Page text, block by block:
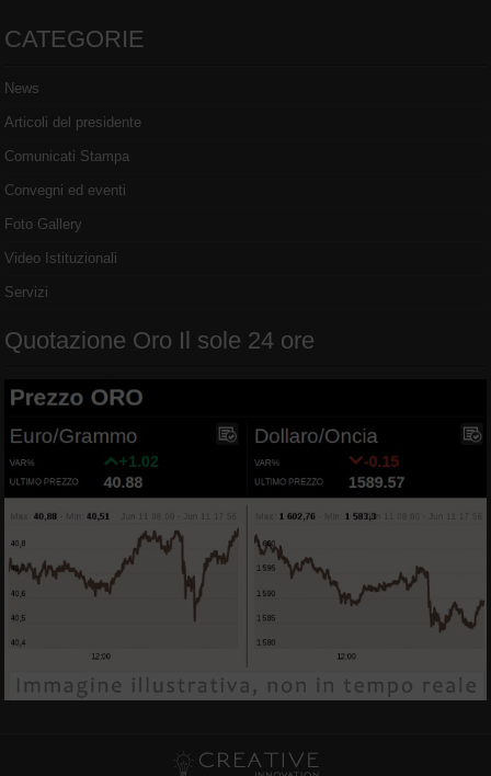
CATEGORIE
News
Articoli del presidente
Comunicati Stampa
Convegni ed eventi
Foto Gallery
Video Istituzionali
Servizi
Quotazione Oro Il sole 24 ore